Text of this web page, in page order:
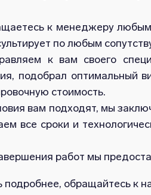
к менеджеру
по любым
к вам своего
подобрал оптимальный
стоимость.
вам подходят, мы
все сроки и
работ мы
подробнее, обращайтесь к